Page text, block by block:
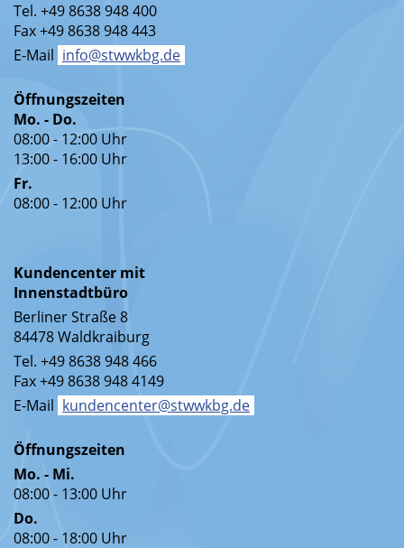
Tel. +49 8638 948 400
Fax +49 8638 948 443
E-Mail info@stwwkbg.de
Öffnungszeiten
Mo. - Do.
08:00 - 12:00 Uhr
13:00 - 16:00 Uhr
Fr.
08:00 - 12:00 Uhr
Kundencenter mit
Innenstadtbüro
Berliner Straße 8
84478 Waldkraiburg
Tel. +49 8638 948 466
Fax +49 8638 948 4149
E-Mail kundencenter@stwwkbg.de
Öffnungszeiten
Mo. - Mi.
08:00 - 13:00 Uhr
Do.
08:00 - 18:00 Uhr